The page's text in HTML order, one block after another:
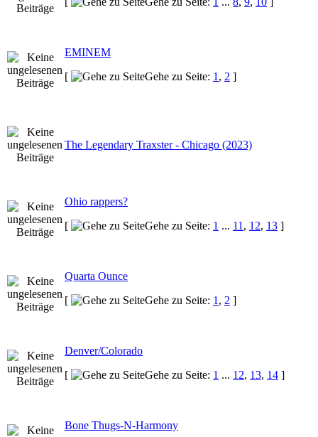
EMINEM
[
Gehe zu Seite: 1 , 2 ]
The Legendary Traxster - Chicago (2023)
Ohio rappers?
[
Gehe zu Seite: 1 ... 11 , 12, 13 ]
Quarta Ounce
[
Gehe zu Seite: 1 , 2 ]
Denver/Colorado
[
Gehe zu Seite: 1 ... 12, 13, 14 ]
Bone Thugs-N-Harmony